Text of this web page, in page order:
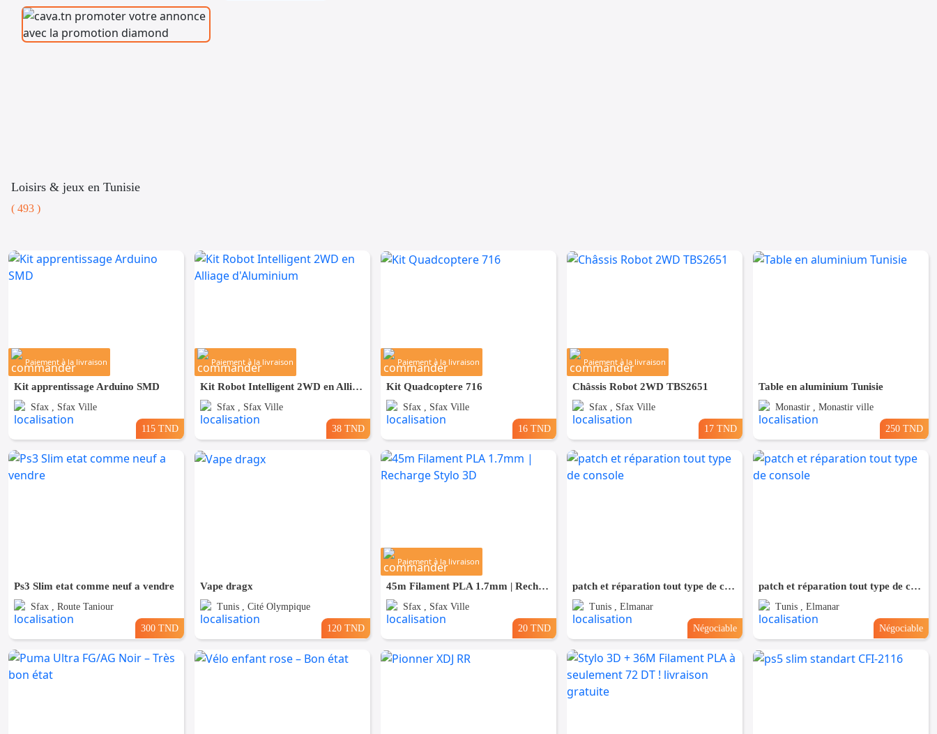
Loisirs & jeux en Tunisie
( 493 )
Paiement à la livraison
Kit apprentissage Arduino SMD
Sfax , Sfax Ville
115 TND
Paiement à la livraison
Kit Robot Intelligent 2WD en Alliage d'Aluminium
Sfax , Sfax Ville
38 TND
Paiement à la livraison
Kit Quadcoptere 716
Sfax , Sfax Ville
16 TND
Paiement à la livraison
Châssis Robot 2WD TBS2651
Sfax , Sfax Ville
17 TND
Table en aluminium Tunisie
Monastir , Monastir ville
250 TND
Ps3 Slim etat comme neuf a vendre
Sfax , Route Taniour
300 TND
Vape dragx
Tunis , Cité Olympique
120 TND
Paiement à la livraison
45m Filament PLA 1.7mm | Recharge Stylo 3D
Sfax , Sfax Ville
20 TND
patch et réparation tout type de console
Tunis , Elmanar
Négociable
patch et réparation tout type de console
Tunis , Elmanar
Négociable